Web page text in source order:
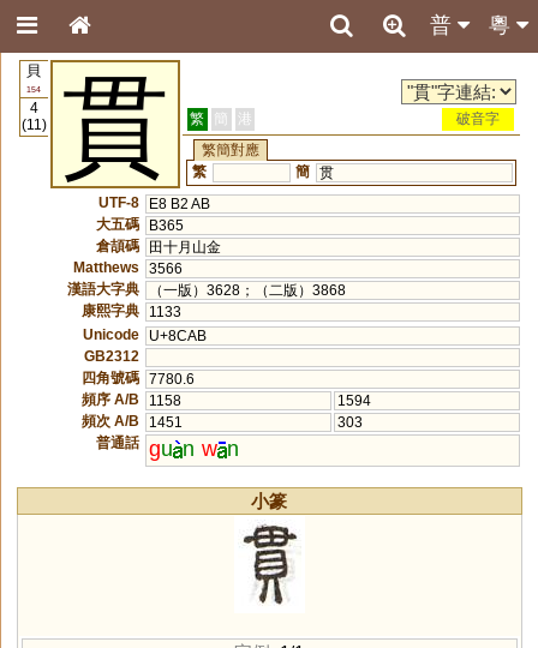
粵
普
貝
154
4
(11)
貫 繁 簡 港
破音字
繁簡對應
繁
簡 贯
UTF-8
E8 B2 AB
大五碼
B365
倉頡碼
田十月山金
Matthews
3566
漢語大字典
（一版）3628；（二版）3868
康熙字典
1133
Unicode
U+8CAB
GB2312
四角號碼 7780.6
頻序 A/B
1158
1594
頻次 A/B
1451
303
普通話 gu n w n
小篆